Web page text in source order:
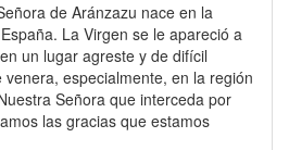
de Aránzazu nace en la
La Virgen se le apareció a
un lugar agreste y de difícil
especialmente, en la región
Señora que interceda por
las gracias que estamos